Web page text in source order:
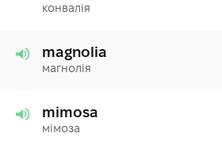
конвалія
magnolia
магнолія
mimosa
мімоза